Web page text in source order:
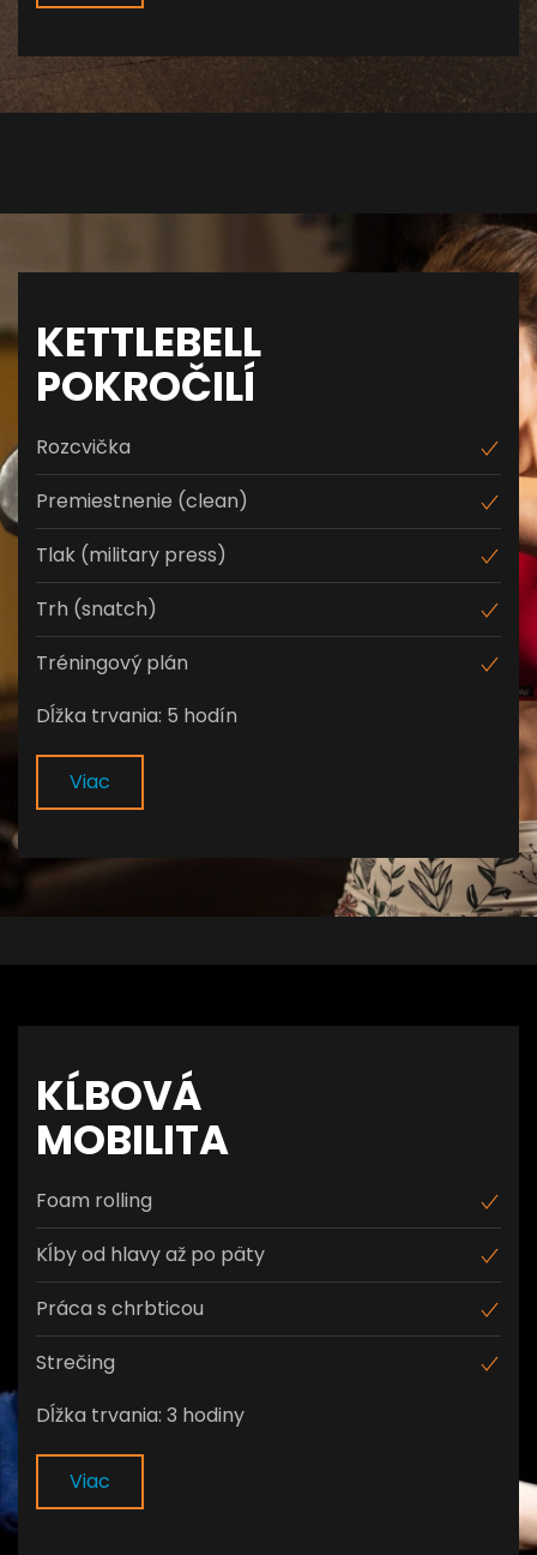
KETTLEBELL
POKROČILÍ
Rozcvička
Premiestnenie (clean)
Tlak (military press)
Trh (snatch)
Tréningový plán
Dĺžka trvania: 5 hodín
Viac
KĹBOVÁ
MOBILITA
Foam rolling
Kĺby od hlavy až po päty
Práca s chrbticou
Strečing
Dĺžka trvania: 3 hodiny
Viac